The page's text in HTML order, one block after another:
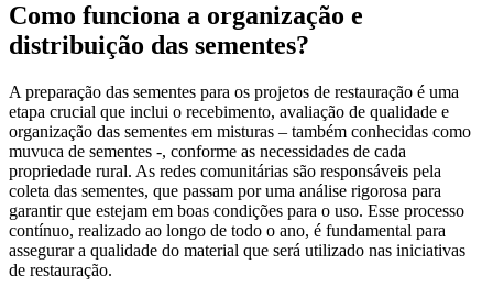
Como funciona a organização e
distribuição das sementes?
A preparação das sementes para os projetos de restauração é uma
etapa crucial que inclui o recebimento, avaliação de qualidade e
organização das sementes em misturas – também conhecidas como
muvuca de sementes -, conforme as necessidades de cada
propriedade rural. As redes comunitárias são responsáveis pela
coleta das sementes, que passam por uma análise rigorosa para
garantir que estejam em boas condições para o uso. Esse processo
contínuo, realizado ao longo de todo o ano, é fundamental para
assegurar a qualidade do material que será utilizado nas iniciativas
de restauração.